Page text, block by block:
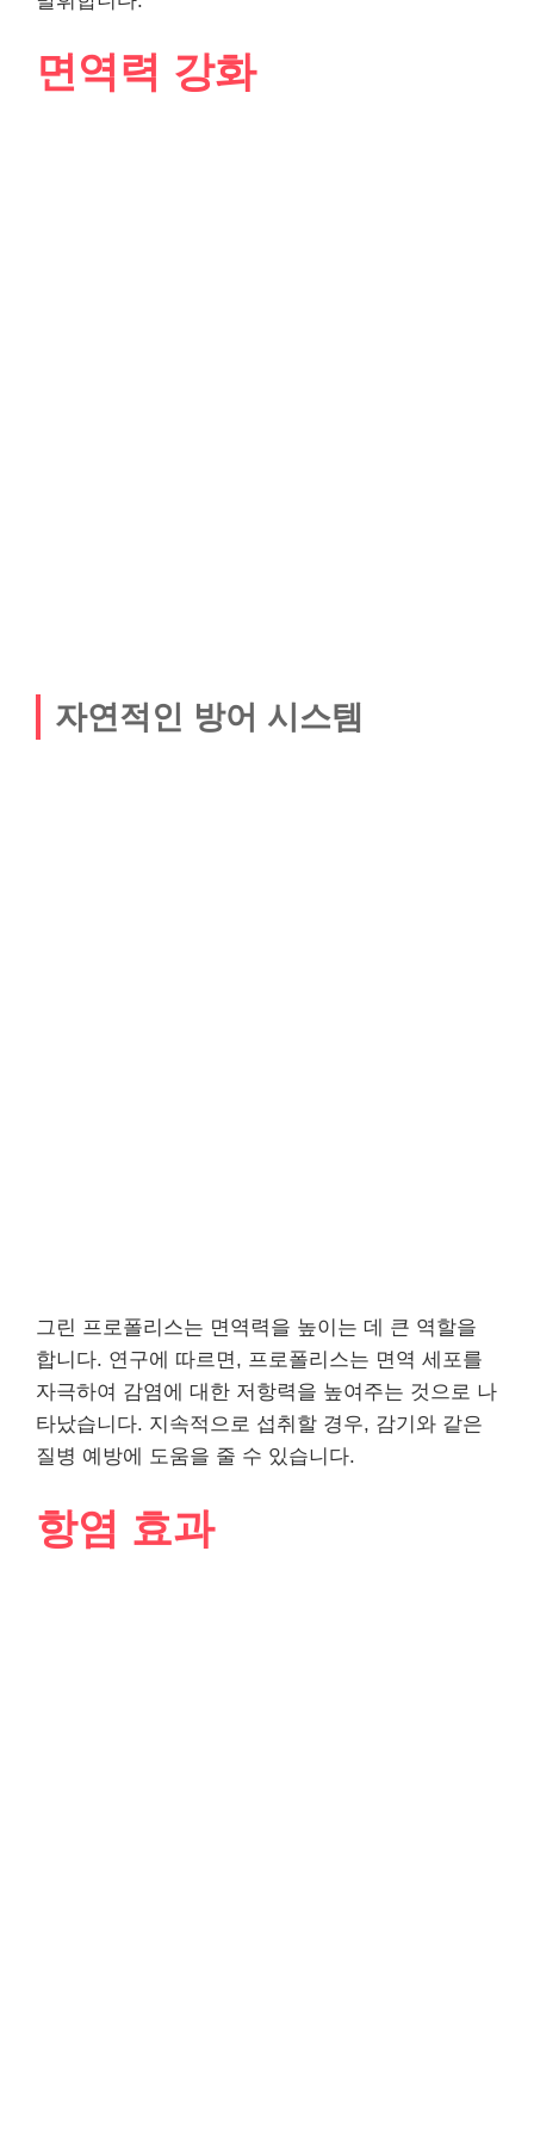
면역력 강화
자연적인 방어 시스템
그린 프로폴리스는 면역력을 높이는 데 큰 역할을
합니다. 연구에 따르면, 프로폴리스는 면역 세포를
자극하여 감염에 대한 저항력을 높여주는 것으로 나
타났습니다. 지속적으로 섭취할 경우, 감기와 같은
질병 예방에 도움을 줄 수 있습니다.
항염 효과